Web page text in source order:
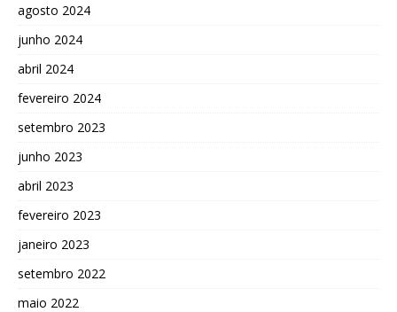
agosto 2024
junho 2024
abril 2024
fevereiro 2024
setembro 2023
junho 2023
abril 2023
fevereiro 2023
janeiro 2023
setembro 2022
maio 2022